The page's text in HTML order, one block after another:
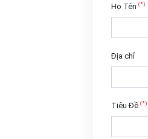
Họ Tên (*)
Địa chỉ
Tiêu Đề (*)